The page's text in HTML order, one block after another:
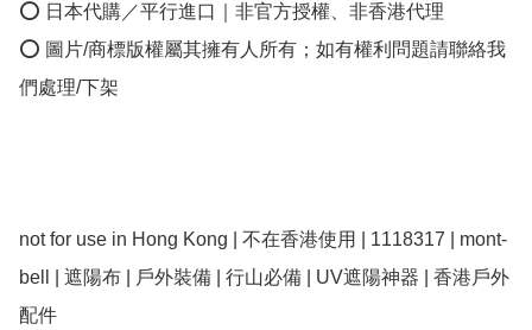
⭕ 日本代購／平行進口｜非官方授權、非香港代理
⭕ 圖片/商標版權屬其擁有人所有；如有權利問題請聯絡我
們處理/下架
not for use in Hong Kong | 不在香港使用 | 1118317 | mont-
bell | 遮陽布 | 戶外裝備 | 行山必備 | UV遮陽神器 | 香港戶外